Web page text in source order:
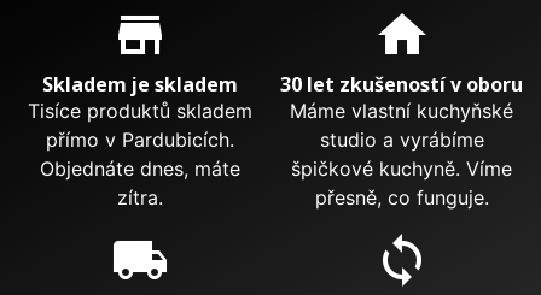
Proč nakupovat u nás?
store_mall_directory
Skladem je skladem
Tisíce produktů skladem
přímo v Pardubicích.
Objednáte dnes, máte
zítra.
home
30 let zkušeností v oboru
Máme vlastní kuchyňské
studio a vyrábíme
špičkové kuchyně. Víme
přesně, co funguje.
local_shipping sync